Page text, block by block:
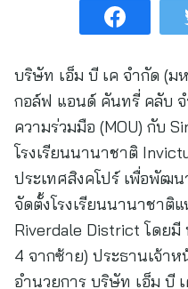
บริษัท เอ็ม บี เค จำกัด (ม
กอล์ฟ แอนด์ คันทรี่ คลับ
ความร่วมมือ (MOU) กับ
โรงเรียนนานาชาติ
ประเทศสิงคโปร์ เพื่อพัฒ
จัดตั้งโรงเรียนนานาชาติ
Riverdale District โดย
4 จากซ้าย) ประธานเจ้า
อำนวยการ บริษัท เอ็ม บี